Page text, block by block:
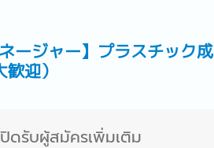
ージャー】プラスチック
迎）
ดรับผู้สมัครเพิ่มเติม